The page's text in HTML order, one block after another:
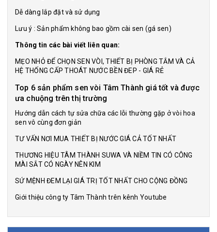
Dễ dàng lắp đặt và sử dụng
Lưu ý : Sản phẩm không bao gồm cài sen (gá sen)
Thông tin các bài viết liên quan:
MẸO NHỎ ĐỂ CHỌN SEN VÒI, THIẾT BỊ PHÒNG TẮM VÀ CẢ
HỆ THỐNG CẤP THOÁT NƯỚC BỀN ĐEP - GIÁ RẺ
Top 6 sản phẩm sen vòi Tâm Thành giá tốt và được
ưa chuộng trên thị trường
Hướng dẫn cách tự sửa chữa các lỗi thường gặp ở vòi hoa
sen vô cùng đơn giản
TƯ VẤN NƠI MUA THIẾT BỊ NƯỚC GIÁ CẢ TỐT NHẤT
THƯƠNG HIỆU TÂM THÀNH SUWA VÀ NIỀM TIN CÓ CÔNG
MÀI SẮT CÓ NGÀY NÊN KIM
SỨ MỆNH ĐEM LẠI GIÁ TRỊ TỐT NHẤT CHO CỘNG ĐỒNG
Giới thiệu công ty Tâm Thành trên kênh Youtube